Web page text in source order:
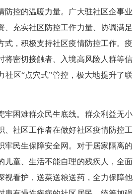
防控的温暖力量。广大驻社区企事业
、充实社区防控工作力量、协调满足
式，积极支持社区疫情防控工作。疫
将密切接触者、入境高风险人群等信
社区“点穴式”管控，极大地提升了联
牢困难群众民生底线。群众利益无小
、社区工作者在做好社区疫情防控工
牢民生保障安全网。对于居家隔离的
儿童、生活不能自理的残疾人，全面
视看护，送菜送粮送药，全力保障他